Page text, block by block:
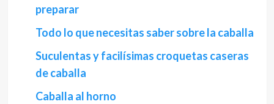
preparar
Todo lo que necesitas saber sobre la caballa
Suculentas y facilísimas croquetas caseras
de caballa
Caballa al horno